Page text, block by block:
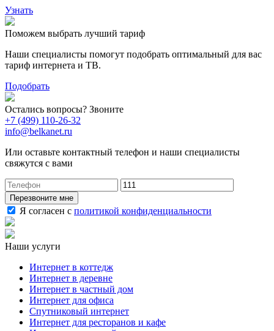
Узнать
Поможем выбрать лучший тариф
Наши специалисты помогут подобрать оптимальный для вас
тариф интернета и ТВ.
Подобрать
Остались вопросы? Звоните
+7 (499) 110-26-32
info@belkanet.ru
Или оставьте контактный телефон и наши специалисты
свяжутся с вами
Перезвоните мне
Я согласен с политикой конфиденциальности
Наши услуги
Интернет в коттедж
Интернет в деревне
Интернет в частный дом
Интернет для офиса
Спутниковый интернет
Интернет для ресторанов и кафе